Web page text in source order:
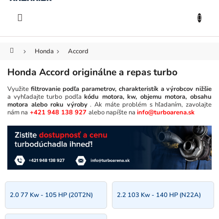
Prejsť
obsah
DomovHonda Accord
Honda Accord originálne a repas turbo
Využite filtrovanie podľa parametrov, charakteristík a výrobcov nižšie
a vyhľadajte turbo podľakódu motora, kw, objemu motora, obsahu
motora alebo roku výroby. Ak máte problém s hľadaním, zavolajte
nám na +421 948 138 927 alebo napíšte na info@turboarena.sk
2.0 77 Kw - 105 HP (20T2N) 2.2 103 Kw - 140 HP (N22A)